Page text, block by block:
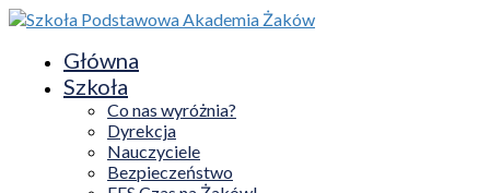
Główna
Szkoła
Co nas wyróżnia?
Dyrekcja
Nauczyciele
Bezpieczeństwo